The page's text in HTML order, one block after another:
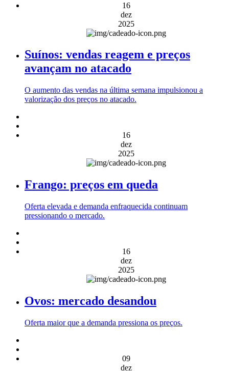
16
dez
2025
Suínos: vendas reagem e preços
avançam no atacado
O aumento das vendas na última semana impulsionou a
valorização dos preços no atacado.
16
dez
2025
Frango: preços em queda
Oferta elevada e demanda enfraquecida continuam
pressionando o mercado.
16
dez
2025
Ovos: mercado desandou
Oferta maior que a demanda pressiona os preços.
09
dez